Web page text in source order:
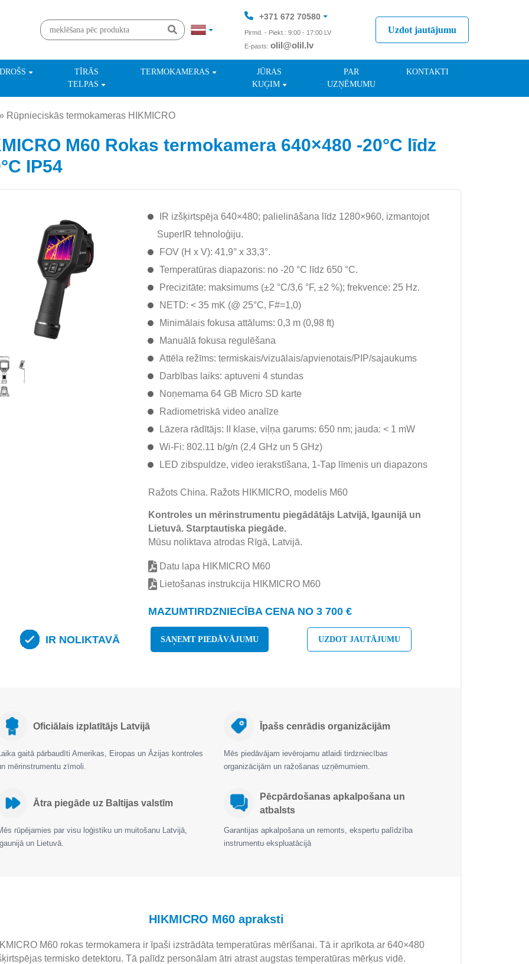
+371 672 70580
Pirmd. - Piekt.: 9:00 - 17:00 LV
E-pasts: olil@olil.lv
+371 287 11411
Uzdot jautājumu
TĪRĀS
TELPAS
TERMOKAMERAS
JŪRAS
KUĢIM
PAR
UZŅĒMUMU
KONTAKTI
Rūpnieciskās termokameras HIKMICRO
M60 Rokas termokamera 640×480 -20°C līdz
IP54
IR izšķirtspēja 640×480; palielināšana līdz 1280×960, izmantojot
SuperIR tehnoloģiju.
FOV (H x V): 41,9° x 33,3°.
Temperatūras diapazons: no -20 °C līdz 650 °C.
Precizitāte: maksimums (±2 °C/3,6 °F, ±2 %); frekvence: 25 Hz.
NETD: < 35 mK (@ 25°C, F#=1,0)
Minimālais fokusa attālums: 0,3 m (0,98 ft)
Manuālā fokusa regulēšana
Attēla režīms: termiskais/vizuālais/apvienotais/PIP/sajaukums
Darbības laiks: aptuveni 4 stundas
Noņemama 64 GB Micro SD karte
Radiometriskā video analīze
Lāzera rādītājs: II klase, viļņa garums: 650 nm; jauda: < 1 mW
Wi-Fi: 802.11 b/g/n (2,4 GHz un 5 GHz)
LED zibspuldze, video ierakstīšana, 1-Тар līmenis un diapazons
Ražots China. Ražots HIKMICRO, modelis M60
Kontroles un mērinstrumentu piegādātājs Latvijā, Igaunijā un
Lietuvā. Starptautiska piegāde.
Mūsu noliktava atrodas Rīgā, Latvijā.
Datu lapa HIKMICRO M60
Lietošanas instrukcija HIKMICRO M60
MAZUMTIRDZNIECĪBA CENA NO 3 700 €
IR NOLIKTAVĀ SAŅEMT PIEDĀVĀJUMU UZDOT JAUTĀJUMU
Oficiālais izplatītājs Latvijā
gaitā pārbaudīti Amerikas, Eiropas un Āzijas kontroles
mērinstrumentu zīmoli.
Īpašs cenrādis organizācijām
Mēs piedāvājam ievērojamu atlaidi tirdzniecības
organizācijām un ražošanas uzņēmumiem.
Ātra piegāde uz Baltijas valstīm
rūpējamies par visu loģistiku un muitošanu Latvijā,
un Lietuvā.
Pēcpārdošanas apkalpošana un
atbalsts
Garantijas apkalpošana un remonts, ekspertu palīdzība
instrumentu ekspluatācijā
HIKMICRO M60 apraksti
M60 rokas termokamera ir īpaši izstrādāta temperatūras mērīšanai. Tā ir aprīkota ar 640×480
termisko detektoru. Tā palīdz personālam ātri atrast augstas temperatūras mērķus vidē.